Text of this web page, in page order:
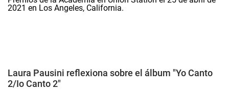
Laura Pausini reflexiona sobre el álbum "Yo Canto
2/Io Canto 2"